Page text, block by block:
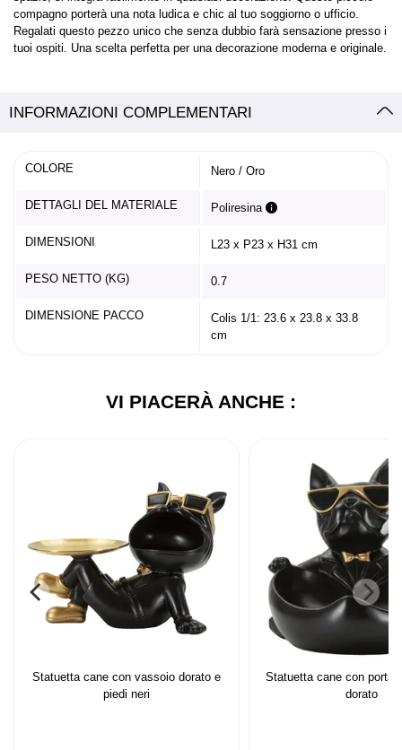
compagno porterà una nota ludica e chic al tuo soggiorno o ufficio.
Regalati questo pezzo unico che senza dubbio farà sensazione presso i
tuoi ospiti. Una scelta perfetta per una decorazione moderna e originale.
INFORMAZIONI COMPLEMENTARI
COLORE Nero / Oro
DETTAGLI DEL MATERIALE Poliresina
DIMENSIONI L23 x P23 x H31 cm
PESO NETTO (KG) 0.7
DIMENSIONE PACCO
Colis 1/1: 23.6 x 23.8 x 33.8
cm
VI PIACERÀ ANCHE :
Statuetta cane con vassoio dorato e
piedi neri
Statuetta cane con
dorato